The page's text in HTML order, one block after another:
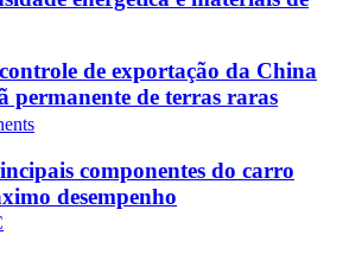
de exportação da China
permanente de terras raras
componentes do carro
desempenho